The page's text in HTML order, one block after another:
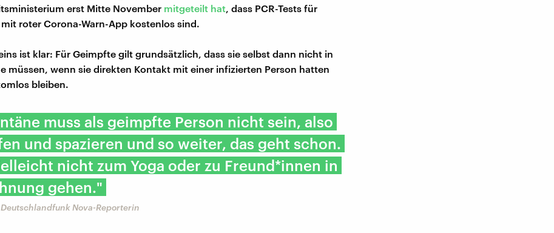
erst Mitte November mitgeteilt hat, dass PCR-Tests für
roter Corona-Warn-App kostenlos sind.
ist klar: Für Geimpfte gilt grundsätzlich, dass sie selbst dann nicht in
müssen, wenn sie direkten Kontakt mit einer infizierten Person hatten
bleiben.
muss als geimpfte Person nicht sein, also
und spazieren und so weiter, das geht schon.
nicht zum Yoga oder zu Freund*innen in
gehen."
Nova-Reporterin